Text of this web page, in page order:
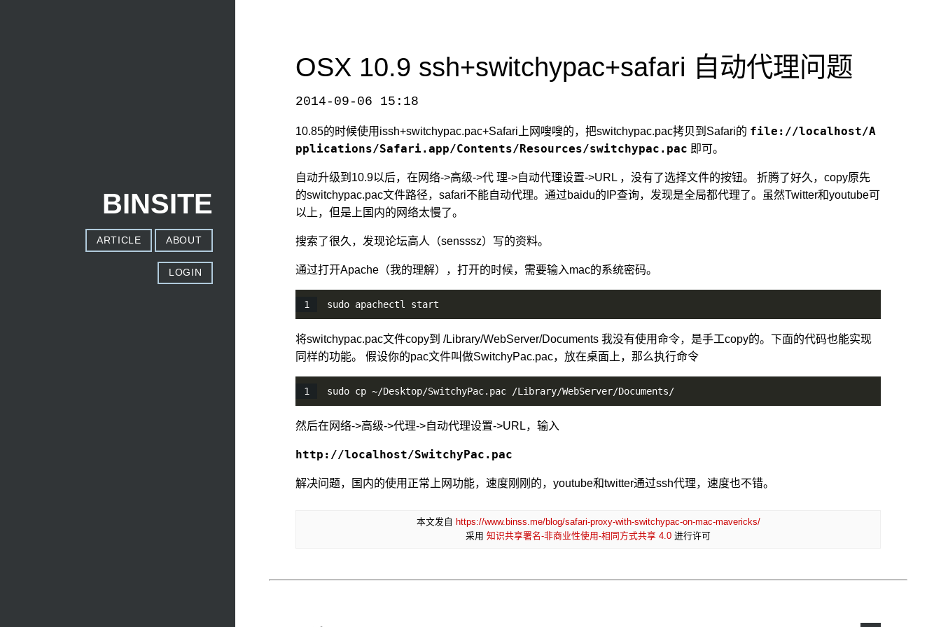
BINSITE
ARTICLE ABOUT
LOGIN
OSX 10.9 ssh+switchypac+safari 自动代理问题
2014-09-06 15:18
10.85的时候使用issh+switchypac.pac+Safari上网嗖嗖的，把switchypac.pac拷贝到Safari的 file://localhost/A
pplications/Safari.app/Contents/Resources/switchypac.pac 即可。
自动升级到10.9以后，在网络->高级->代 理->自动代理设置->URL ，没有了选择文件的按钮。 折腾了好久，copy原先
的switchypac.pac文件路径，safari不能自动代理。通过baidu的IP查询，发现是全局都代理了。虽然Twitter和youtube可
以上，但是上国内的网络太慢了。
搜索了很久，发现论坛高人（sensssz）写的资料。
通过打开Apache（我的理解），打开的时候，需要输入mac的系统密码。
sudo apachectl start
将switchypac.pac文件copy到 /Library/WebServer/Documents 我没有使用命令，是手工copy的。下面的代码也能实现
同样的功能。 假设你的pac文件叫做SwitchyPac.pac，放在桌面上，那么执行命令
sudo cp ~/Desktop/SwitchyPac.pac /Library/WebServer/Documents/
然后在网络->高级->代理->自动代理设置->URL，输入
http://localhost/SwitchyPac.pac
解决问题，国内的使用正常上网功能，速度刚刚的，youtube和twitter通过ssh代理，速度也不错。
本文发自 https://www.binss.me/blog/safari-proxy-with-switchypac-on-mac-mavericks/
采用 知识共享署名-非商业性使用-相同方式共享 4.0 进行许可